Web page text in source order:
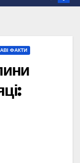
ФАКТИ